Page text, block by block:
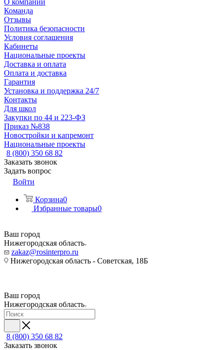
О компании
Команда
Отзывы
Политика безопасности
Условия соглашения
Кабинеты
Национальные проекты
Доставка и оплата
Оплата и доставка
Гарантия
Установка и поддержка 24/7
Контакты
Для школ
Закупки по 44 и 223-ФЗ
Приказ №838
Новостройки и капремонт
Национальные проекты
8 (800) 350 68 82
Заказать звонок
Задать вопрос
Войти
Корзина0
Избранные товары0
Ваш город
Нижегородская область
zakaz@rosinterpro.ru
Нижегородская область - Советская, 18Б
Ваш город
Нижегородская область
8 (800) 350 68 82
Заказать звонок